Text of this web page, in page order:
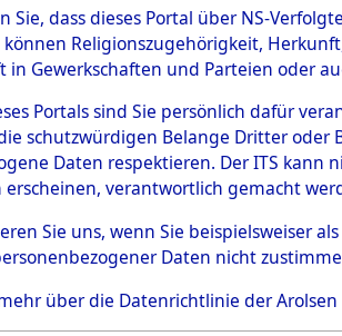
auf dem
zur
Roding)
Sie, dass dieses Portal über NS-
Religionszugehörigkeit,
in Gewerkschaften und Parteien oder
Portals sind Sie persönlich dafür
schutzwürdigen Belange Dritter
Daten respektieren. Der ITS
verantwortlich gemacht
Sie uns, wenn Sie beispielsweiser
Daten nicht
über die Datenrichtlinie der Arolsen